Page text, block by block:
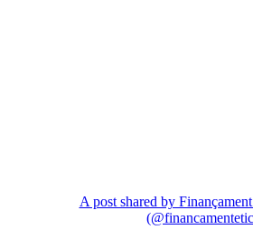
A post shared by